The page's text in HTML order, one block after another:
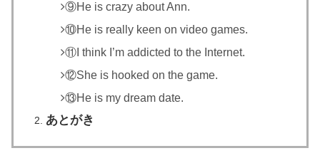
⑨He is crazy about Ann.
⑩He is really keen on video games.
⑪I think I’m addicted to the Internet.
⑫She is hooked on the game.
⑬He is my dream date.
あとがき